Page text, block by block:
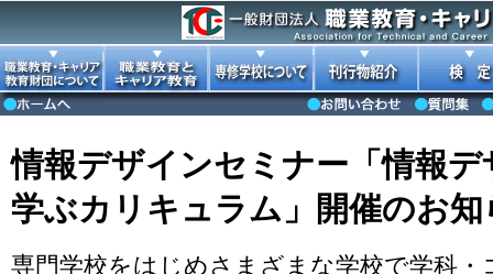
情報デザインセミナー「情報
学ぶカリキュラム」開催のお知
専門学校をはじめさまざまな学校で学科